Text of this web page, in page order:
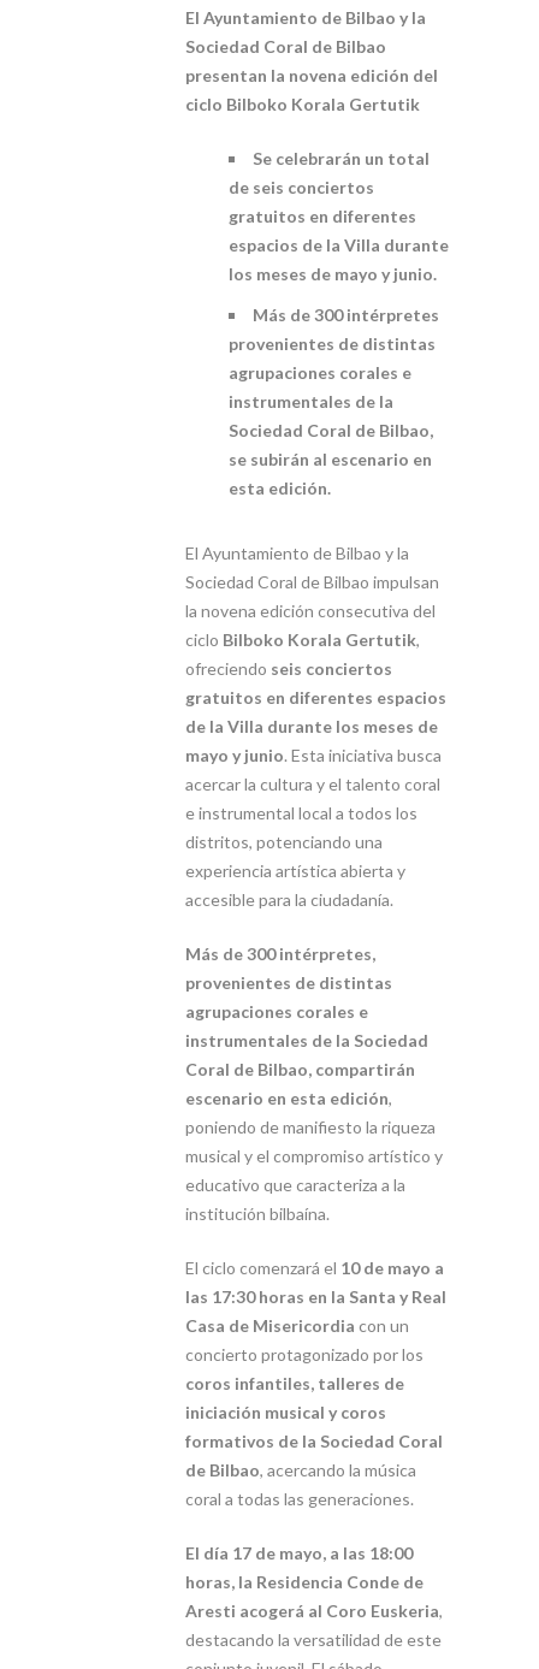
El Ayuntamiento de Bilbao y la
Sociedad Coral de Bilbao
presentan la novena edición del
ciclo Bilboko Korala Gertutik
Se celebrarán un total
de seis conciertos
gratuitos en diferentes
espacios de la Villa durante
los meses de mayo y junio.
Más de 300 intérpretes
provenientes de distintas
agrupaciones corales e
instrumentales de la
Sociedad Coral de Bilbao,
se subirán al escenario en
esta edición.
El Ayuntamiento de Bilbao y la
Sociedad Coral de Bilbao impulsan
la novena edición consecutiva del
ciclo Bilboko Korala Gertutik,
ofreciendo seis conciertos
gratuitos en diferentes espacios
de la Villa durante los meses de
mayo y junio. Esta iniciativa busca
acercar la cultura y el talento coral
e instrumental local a todos los
distritos, potenciando una
experiencia artística abierta y
accesible para la ciudadanía.
Más de 300 intérpretes,
provenientes de distintas
agrupaciones corales e
instrumentales de la Sociedad
Coral de Bilbao, compartirán
escenario en esta edición,
poniendo de manifiesto la riqueza
musical y el compromiso artístico y
educativo que caracteriza a la
institución bilbaína.
El ciclo comenzará el 10 de mayo a
las 17:30 horas en la Santa y Real
Casa de Misericordia con un
concierto protagonizado por los
coros infantiles, talleres de
iniciación musical y coros
formativos de la Sociedad Coral
de Bilbao, acercando la música
coral a todas las generaciones.
El día 17 de mayo, a las 18:00
horas, la Residencia Conde de
Aresti acogerá al Coro Euskeria,
destacando la versatilidad de este